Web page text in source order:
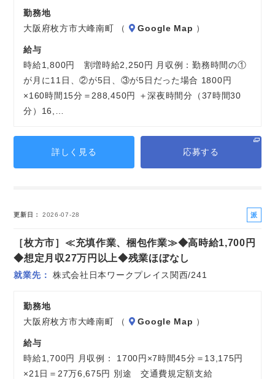
勤務地
大阪府枚方市大峰南町 （
Google Map ）
給与
時給1,800円 割増時給2,250円 月収例：勤務時間の①
が月に11日、②が5日、③が5日だった場合 1800円
×160時間15分＝288,450円 ＋深夜時間分（37時間30
分）16,…
詳しく見る 応募する
更新日 2026-07-28
派
社
［枚方市］≪充填作業、梱包作業≫◆高時給1,700円
◆想定月収27万円以上◆残業ほぼなし
就業先 株式会社日本ワークプレイス関西/241
勤務地
大阪府枚方市大峰南町 （
Google Map ）
給与
時給1,700円 月収例： 1700円×7時間45分＝13,175円
×21日＝27万6,675円 別途 交通費規定額支給